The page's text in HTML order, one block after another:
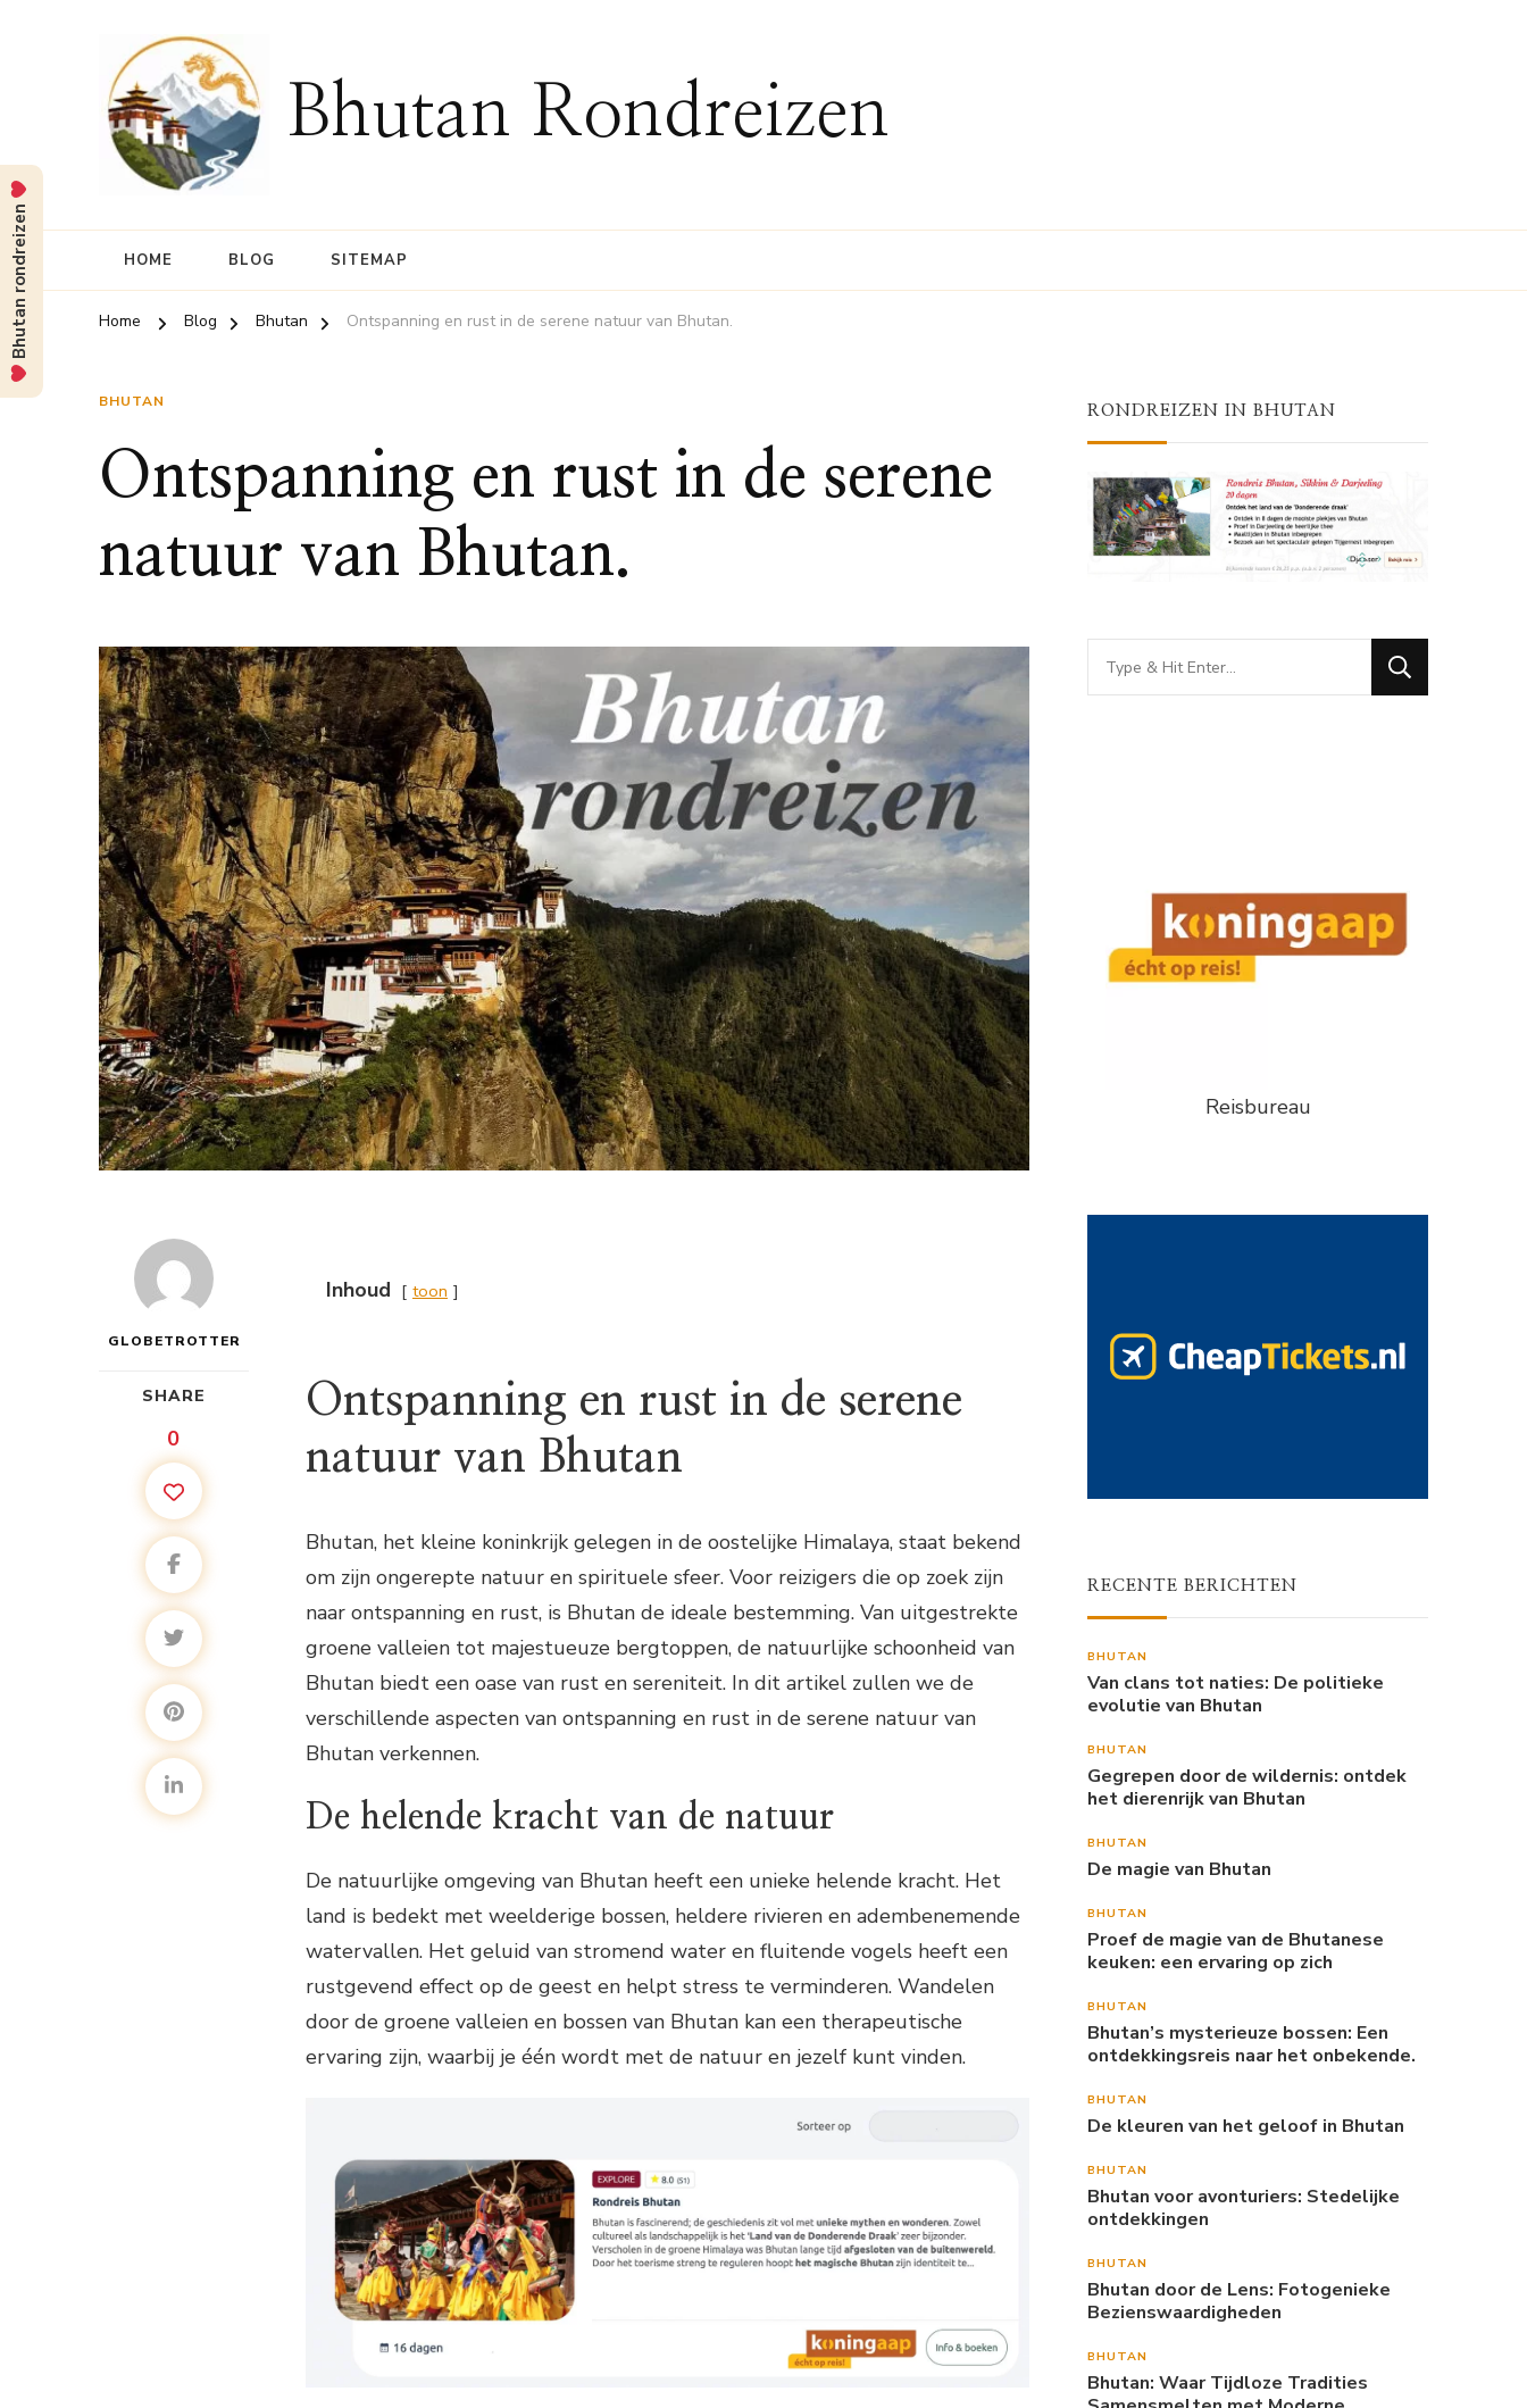
Bhutan Rondreizen
HOME BLOG SITEMAP
Home Blog Bhutan Ontspanning en rust in de serene natuur van Bhutan.
BHUTAN
Ontspanning en rust in de serene
natuur van Bhutan.
GLOBETROTTER
SHARE
0
Inhoud toon
Ontspanning en rust in de serene
natuur van Bhutan
Bhutan, het kleine koninkrijk gelegen in de oostelijke Himalaya, staat bekend
om zijn ongerepte natuur en spirituele sfeer. Voor reizigers die op zoek zijn
naar ontspanning en rust, is Bhutan de ideale bestemming. Van uitgestrekte
groene valleien tot majestueuze bergtoppen, de natuurlijke schoonheid van
Bhutan biedt een oase van rust en sereniteit. In dit artikel zullen we de
verschillende aspecten van ontspanning en rust in de serene natuur van
Bhutan verkennen.
De helende kracht van de natuur
De natuurlijke omgeving van Bhutan heeft een unieke helende kracht. Het
land is bedekt met weelderige bossen, heldere rivieren en adembenemende
watervallen. Het geluid van stromend water en fluitende vogels heeft een
rustgevend effect op de geest en helpt stress te verminderen. Wandelen
door de groene valleien en bossen van Bhutan kan een therapeutische
ervaring zijn, waarbij je één wordt met de natuur en jezelf kunt vinden.
RONDREIZEN IN BHUTAN
Looking
for
Reisbureau
RECENTE BERICHTEN
BHUTAN
Van clans tot naties: De politieke
evolutie van Bhutan
BHUTAN
Gegrepen door de wildernis: ontdek
het dierenrijk van Bhutan
BHUTAN
De magie van Bhutan
BHUTAN
Proef de magie van de Bhutanese
keuken: een ervaring op zich
BHUTAN
Bhutan’s mysterieuze bossen: Een
ontdekkingsreis naar het onbekende.
BHUTAN
De kleuren van het geloof in Bhutan
BHUTAN
Bhutan voor avonturiers: Stedelijke
ontdekkingen
BHUTAN
Bhutan door de Lens: Fotogenieke
Bezienswaardigheden
BHUTAN
Bhutan: Waar Tijdloze Tradities
Bhutan rondreizen